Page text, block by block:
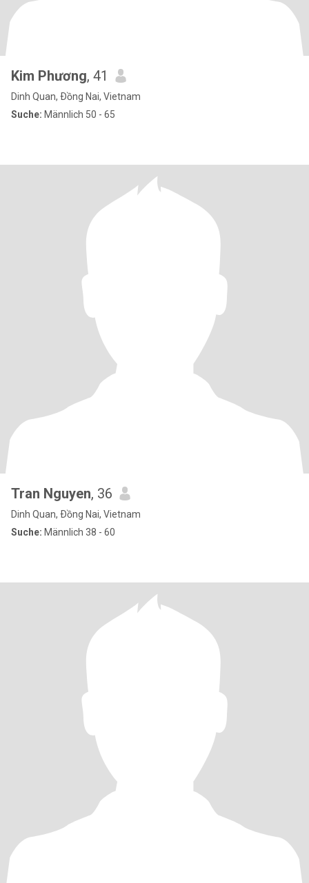
Kim Phương, 41
Dinh Quan, Ðồng Nai, Vietnam
Suche: Männlich 50 - 65
Tran Nguyen, 36
Dinh Quan, Ðồng Nai, Vietnam
Suche: Männlich 38 - 60